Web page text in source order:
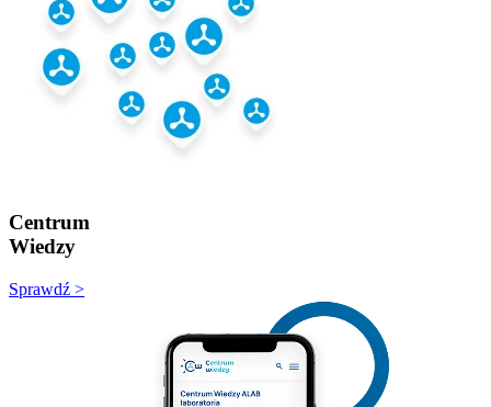
Centrum
Wiedzy
Sprawdź >